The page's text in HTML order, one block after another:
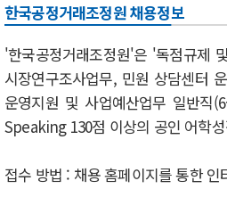
한국공정거래조정원채용정보
'한국공정거래조정원'은 '독점규제
시장연구조사업무, 민원 상담센터
운영지원 및 사업예산업무 일반직
Speaking 130점 이상의 공인 어학
접수 방법 : 채용 홈페이지를 통한 인